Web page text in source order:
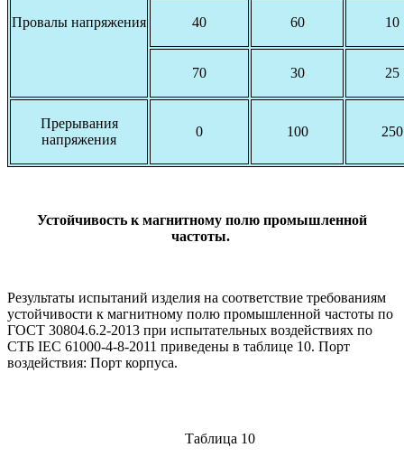
Провалы напряжения 40 60 10
70 30 25
Прерывания
напряжения
0 100 250
Устойчивость к магнитному полю промышленной
частоты.
Результаты испытаний изделия на соответствие требованиям
устойчивости к магнитному полю промышленной частоты по
ГОСТ 30804.6.2-2013 при испытательных воздействиях по
СТБ IEC 61000-4-8-2011 приведены в таблице 10. Порт
воздействия: Порт корпуса.
Таблица 10